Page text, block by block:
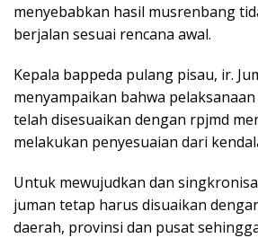
menyebabkan hasil musrenbang
berjalan sesuai rencana awal.
Kepala bappeda pulang pisau, ir.
menyampaikan bahwa
telah disesuaikan dengan rpjmd
melakukan penyesuaian dari
Untuk mewujudkan dan
juman tetap harus disuaikan
daerah, provinsi dan pusat